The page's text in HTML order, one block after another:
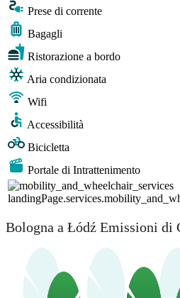
Prese di corrente
Bagagli
Ristorazione a bordo
Aria condizionata
Wifi
Accessibilità
Bicicletta
Portale di Intrattenimento
Bologna a Łódź Emissioni di